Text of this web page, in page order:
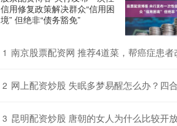
信用修复政策解决群众“信用困
境” 但绝非“债务豁免”
1 南京股票配资网 推荐4道菜，帮癌症患者改善白细胞低，气血不足
2 网上配资炒股 失眠多梦易醒怎么办？四合理助眠保健品多维度提升
3 昆明配资炒股 唐朝的女人为什么比较开放喜欢露胸？原